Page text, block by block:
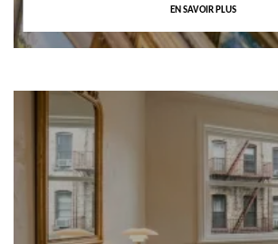
EN SAVOIR PLUS